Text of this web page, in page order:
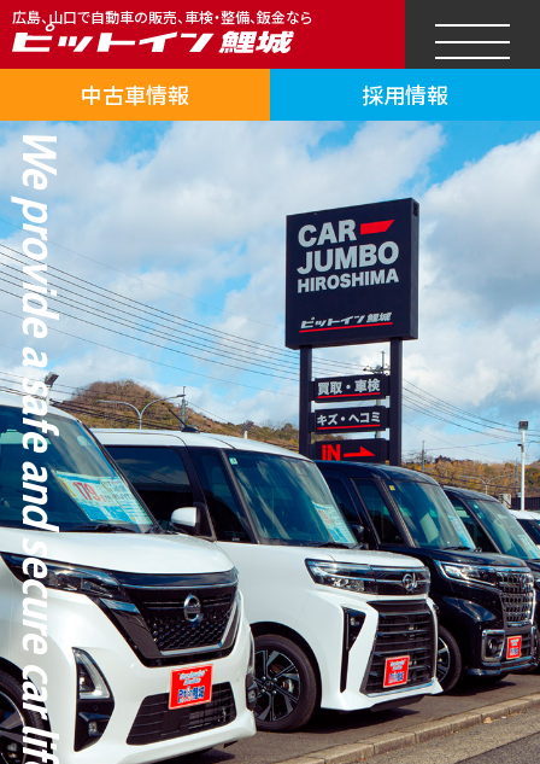
広島、山口で自動車の販売、車検・整備、鈑金なら
中古車情報 採用情報
We provide a safe and secure car life.